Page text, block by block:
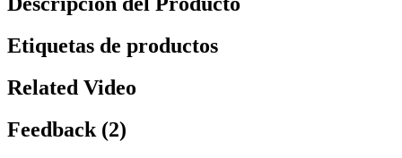
Etiquetas de productos
Related Video
Feedback (2)